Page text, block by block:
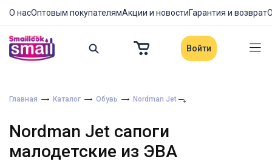
О насОптовым покупателямАкции и новостиГарантия и возврат
Войти
Главная Каталог Обувь Nordman Jet
Nordman Jet сапоги
малодетские из ЭВА